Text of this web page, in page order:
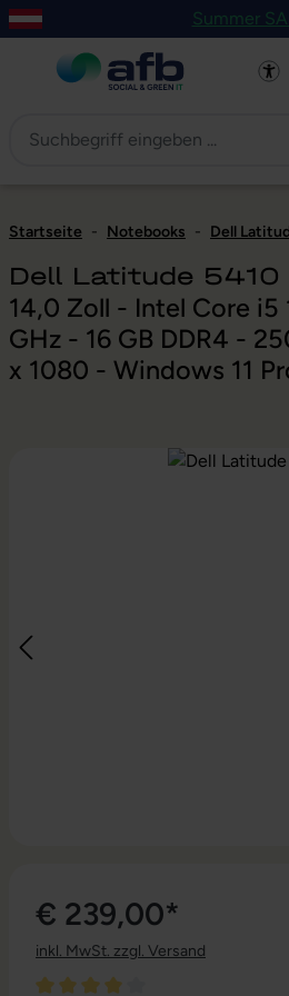
Hauptinhalt springen
Zur Navigation der B2B-Plattform
Summer
Startseite - Notebooks - Dell
Dell Latitude 5410
14,0 Zoll - Intel Core i5
GHz - 16 GB DDR4 -
x 1080 - Windows 11
Bildergalerie überspringen
€ 239,00*
inkl. MwSt. zzgl. Versand